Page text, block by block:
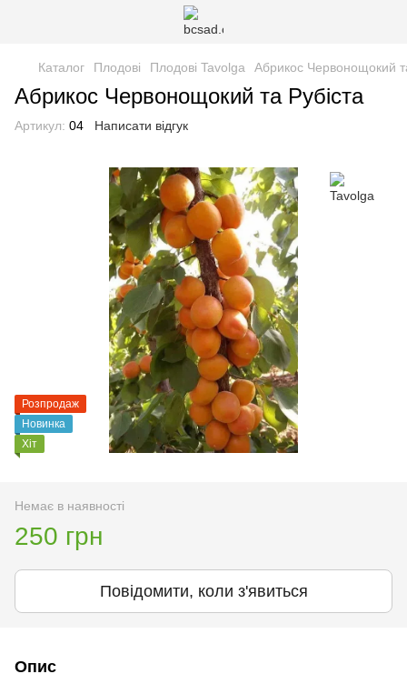
Каталог Плодові Плодові Tavolga Абрикос Червонощокий
Абрикос Червонощокий та Рубіста
Артикул: 04 Написати відгук
Розпродаж
Новинка
Хіт
Немає в наявності
250 грн
Повідомити, коли з'явиться
Опис